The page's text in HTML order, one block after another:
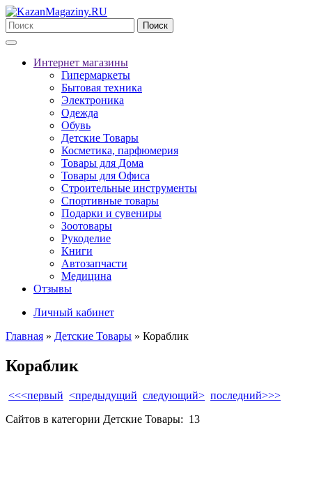
Поиск
Интернет магазины
Гипермаркеты
Бытовая техника
Электроника
Одежда
Обувь
Детские Товары
Косметика, парфюмерия
Товары для Дома
Товары для Офиса
Строительные инструменты
Спортивные товары
Подарки и сувениры
Зоотовары
Рукоделие
Книги
Автозапчасти
Медицина
Отзывы
Личный кабинет
Главная » Детские Товары » Кораблик
Кораблик
<<<первый <предыдущий следующий> последний>>>
Сайтов в категории Детские Товары: 13